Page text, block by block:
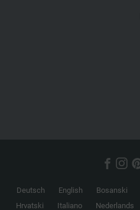
Deutsch English Bosanski
Hrvatski
Italiano Nederlands